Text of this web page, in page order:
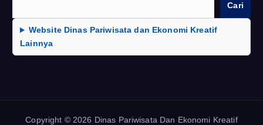
Cari
Website Dinas Pariwisata dan Ekonomi Kreatif
Lainnya
Copyright © 2026 Dinas Pariwisata Dan Ekonomi Kreatif